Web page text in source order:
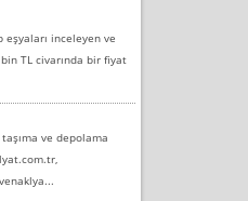
eşyaları inceleyen ve
TL civarında bir fiyat
ve depolama